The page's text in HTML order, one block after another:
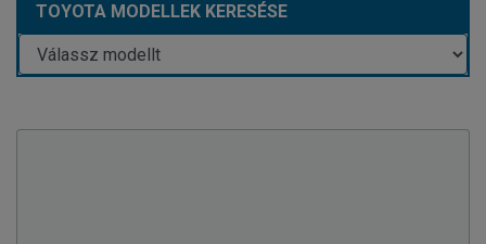
TOYOTA MODELLEK KERESÉSE